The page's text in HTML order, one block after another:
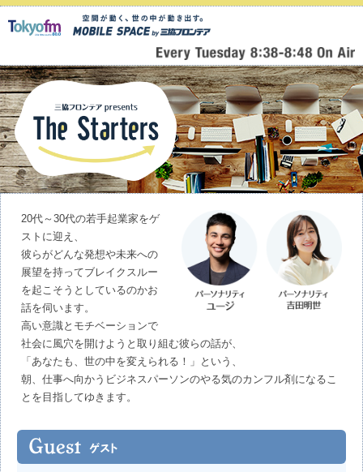
20代～30代の若手起業家をゲ
ストに迎え、
彼らがどんな発想や未来への
展望を持ってブレイクスルー
を起こそうとしているのかお
話を伺います。
高い意識とモチベーションで
社会に風穴を開けようと取り組む彼らの話が、
「あなたも、世の中を変えられる！」という、
朝、仕事へ向かうビジネスパーソンのやる気のカンフル剤になるこ
とを目指してゆきます。